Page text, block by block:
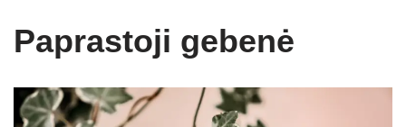
Paprastoji gebenė